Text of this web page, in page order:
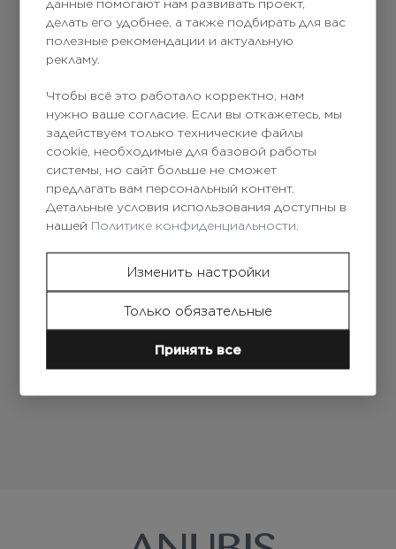
New Even Tonifying
Lotion /
Тонизирующий лосьон
с АНА 1000ml
Авторизоваться
делать его удобнее, а также подбирать для вас
полезные рекомендации и актуальную
рекламу.
Чтобы всё это работало корректно, нам
нужно ваше согласие. Если вы откажетесь, мы
задействуем только технические файлы
cookie, необходимые для базовой работы
системы, но сайт больше не сможет
предлагать вам персональный контент.
Детальные условия использования доступны в
нашей Политике конфиденциальности.
Изменить настройки
Только обязательные
Принять все